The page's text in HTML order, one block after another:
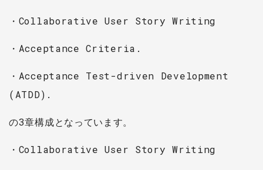
・Collaborative User Story Writing
・Acceptance Criteria.
・Acceptance Test-driven Development
(ATDD).
の3章構成となっています。
・Collaborative User Story Writing